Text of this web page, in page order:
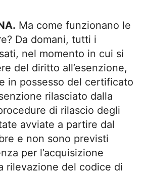
Ma come funzionano le
Da domani, tutti i
nel momento in cui si
del diritto all’esenzione,
in possesso del certificato
rilasciato dalla
di rilascio degli
avviate a partire dal
e non sono previsti
per l’acquisizione
rilevazione del codice di